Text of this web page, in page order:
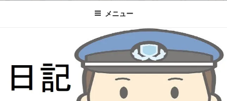
メニュー